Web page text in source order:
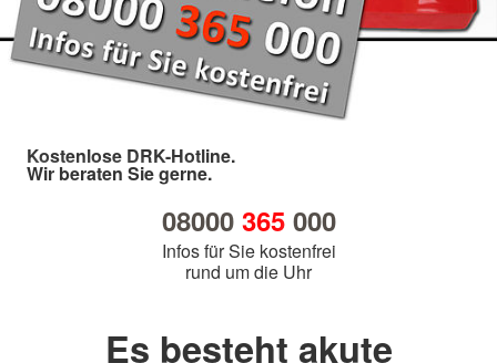
Kostenlose DRK-Hotline.
Wir beraten Sie gerne.
08000 365000
Infos für Sie kostenfrei
rund um die Uhr
Es besteht akute